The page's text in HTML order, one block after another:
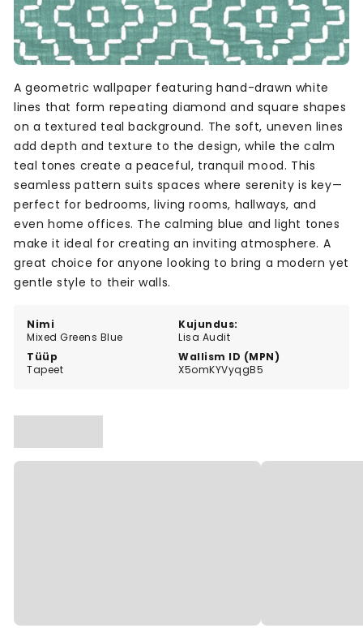
Nimi
Mixed Greens Blue
Kujundus:
Lisa Audit
Tüüp
Tapeet
Wallism ID (MPN)
X5omKYVyqgB5
A geometric wallpaper featuring hand-drawn white
lines that form repeating diamond and square shapes
on a textured teal background. The soft, uneven lines
add depth and texture to the design, while the calm
teal tones create a peaceful, tranquil mood. This
seamless pattern suits spaces where serenity is key—
perfect for bedrooms, living rooms, hallways, and
even home offices. The calming blue and light tones
make it ideal for creating an inviting atmosphere. A
great choice for anyone looking to bring a modern yet
gentle style to their walls.